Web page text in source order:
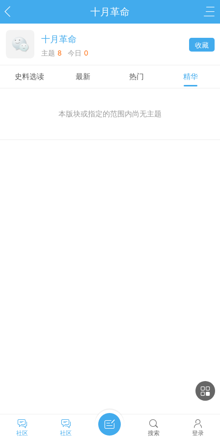
十月革命
十月革命
主题 8 今日 0
收藏
史料选读 最新 热门 精华
本版块或指定的范围内尚无主题
社区 社区 搜索 登录